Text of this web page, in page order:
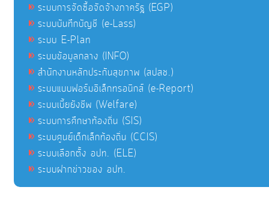
ระบบการจัดซื้อจัดจ้างภาครัฐ (EGP)
ระบบบันทึกบัญชี (e-Lass)
ระบบ E-Plan
ระบบข้อมูลกลาง (INFO)
สำนักงานหลักประกันสุขภาพ (สปสช.)
ระบบแบบฟอร์มอิเล็กทรอนิกส์ (e-Report)
ระบบเบี้ยยังชีพ (Welfare)
ระบบการศึกษาท้องถิ่น (SIS)
ระบบศูนย์เด็กเล็กท้องถิ่น (CCIS)
ระบบเลือกตั้ง อปท. (ELE)
ระบบฝากข่าวของ อปท.